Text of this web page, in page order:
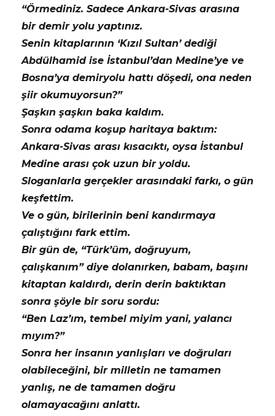
“Örmediniz. Sadece Ankara-Sivas arasına
bir demir yolu yaptınız.
Senin kitaplarının ‘Kızıl Sultan’ dediği
Abdülhamid ise İstanbul’dan Medine’ye ve
Bosna’ya demiryolu hattı döşedi, ona neden
şiir okumuyorsun?”
Şaşkın şaşkın baka kaldım.
Sonra odama koşup haritaya baktım:
Ankara-Sivas arası kısacıktı, oysa İstanbul
Medine arası çok uzun bir yoldu.
Sloganlarla gerçekler arasındaki farkı, o gün
keşfettim.
Ve o gün, birilerinin beni kandırmaya
çalıştığını fark ettim.
Bir gün de, “Türk’üm, doğruyum,
çalışkanım” diye dolanırken, babam, başını
kitaptan kaldırdı, derin derin baktıktan
sonra şöyle bir soru sordu:
“Ben Laz’ım, tembel miyim yani, yalancı
mıyım?”
Sonra her insanın yanlışları ve doğruları
olabileceğini, bir milletin ne tamamen
yanlış, ne de tamamen doğru
olamayacağını anlattı.